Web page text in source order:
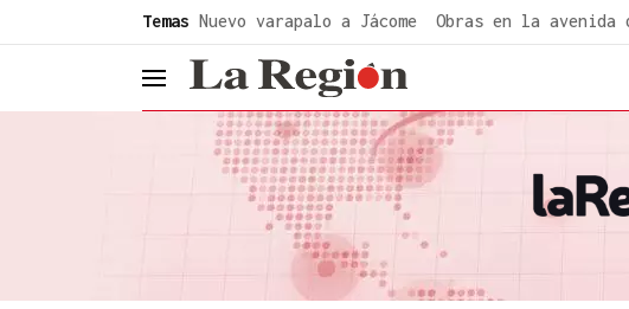
Temas Nuevo varapalo a Jácome Obras en la avenida
header.menu.open